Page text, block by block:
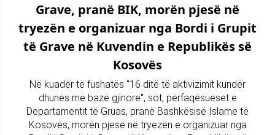
Grave, pranë BIK, morën pjesë në
tryezën e organizuar nga Bordi i Grupit
të Grave në Kuvendin e Republikës së
Kosovës
Në kuadër të fushatës "16 ditë të aktivizimit kundër
dhunës me bazë gjinore", sot, përfaqësueset e
Departamentit të Gruas, pranë Bashkësisë Islame të
Kosovës, morën pjesë në tryezën e organizuar nga